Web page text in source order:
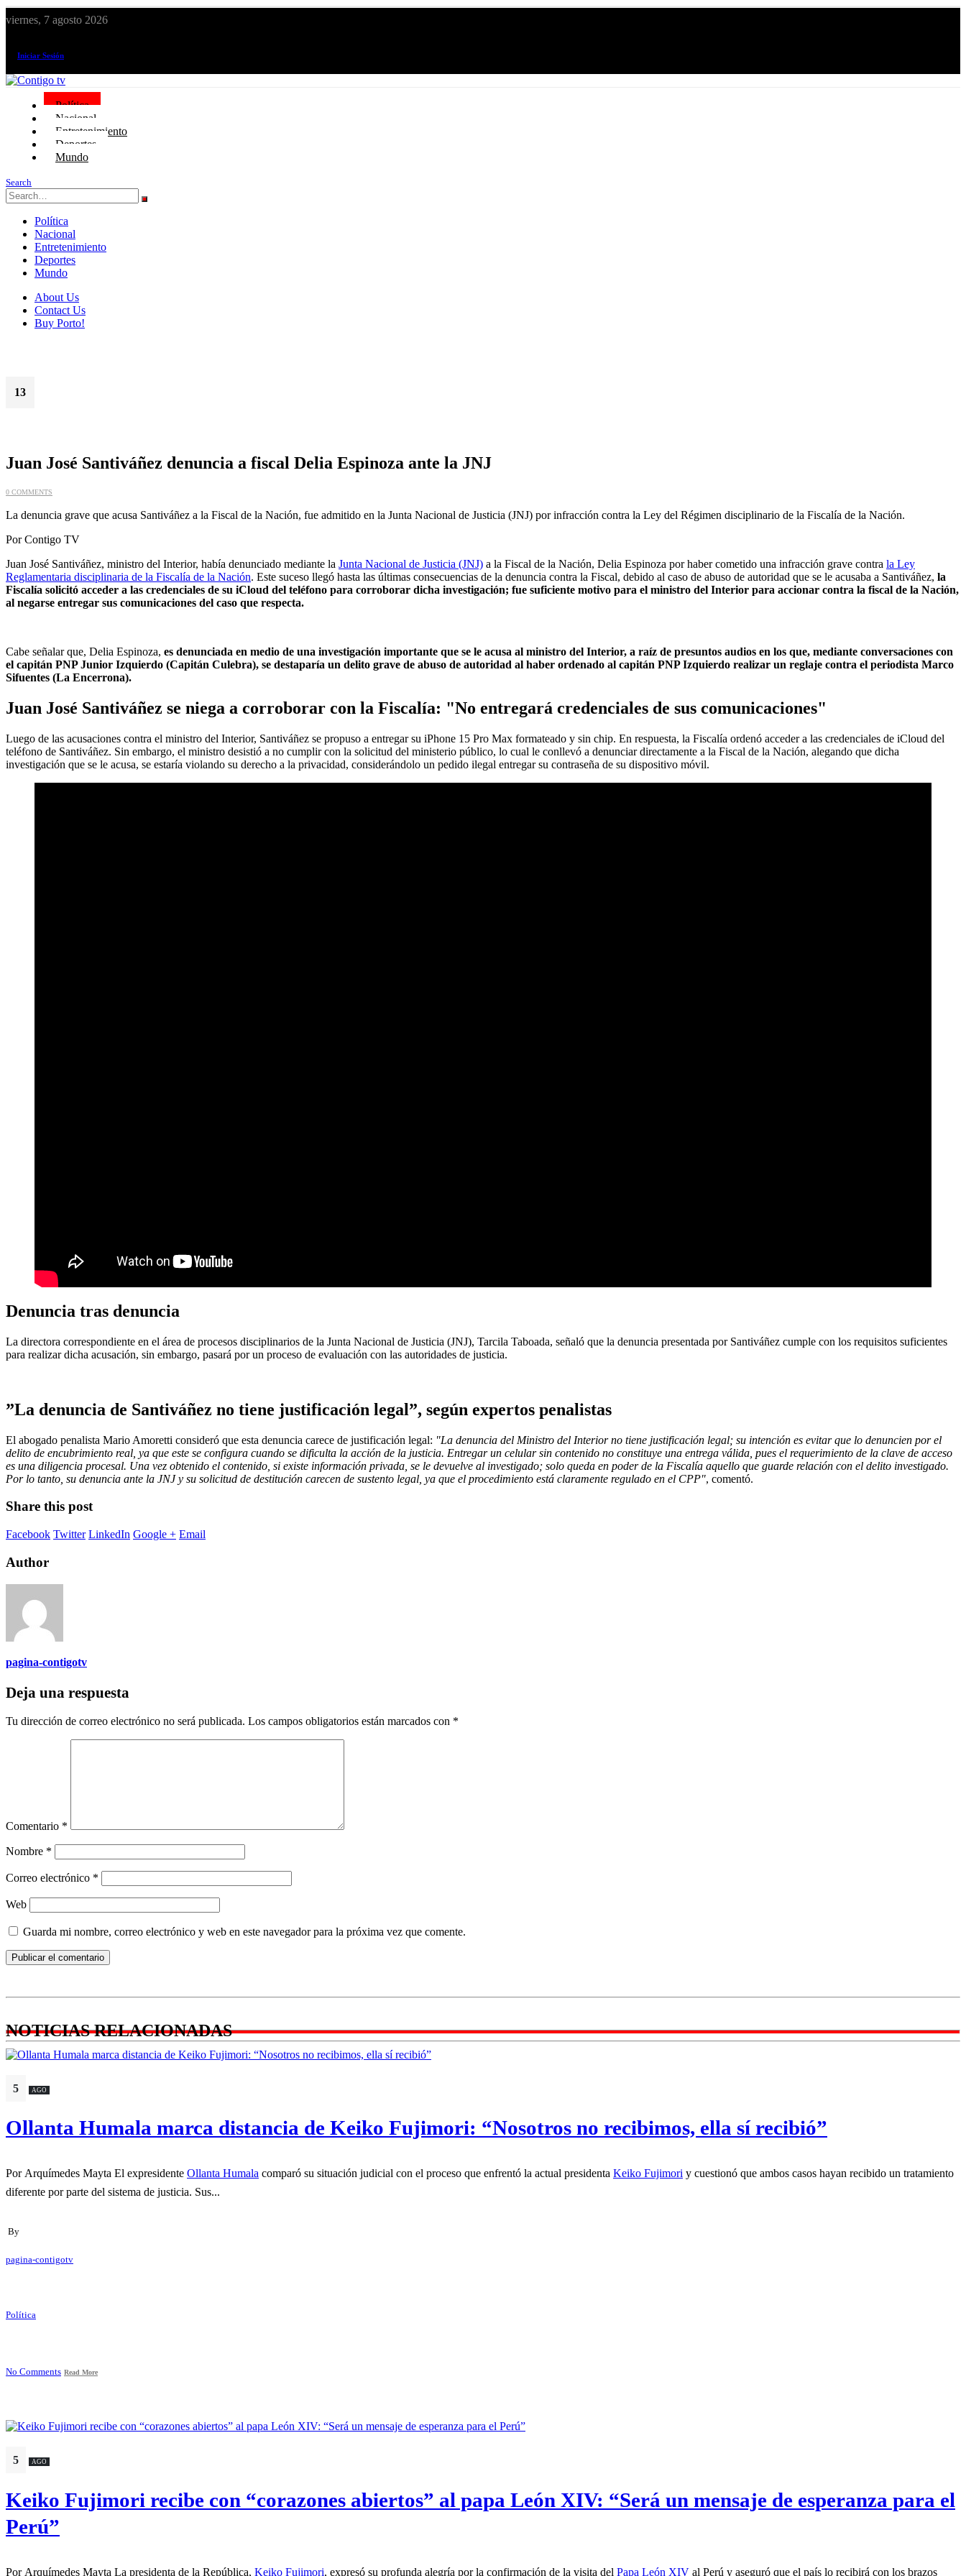
viernes, 7 agosto 2026
Iniciar Sesión
Política
Nacional
Entretenimiento
Deportes
Mundo
Search
Política
Nacional
Entretenimiento
Deportes
Mundo
About Us
Contact Us
Buy Porto!
13
Juan José Santiváñez denuncia a fiscal Delia Espinoza ante la JNJ
0 COMMENTS
La denuncia grave que acusa Santiváñez a la Fiscal de la Nación, fue admitido en la Junta Nacional de Justicia (JNJ) por infracción contra la Ley del Régimen disciplinario de la Fiscalía de la Nación.
Por Contigo TV
Juan José Santiváñez, ministro del Interior, había denunciado mediante la Junta Nacional de Justicia (JNJ) a la Fiscal de la Nación, Delia Espinoza por haber cometido una infracción grave contra la Ley
Reglamentaria disciplinaria de la Fiscalía de la Nación. Este suceso llegó hasta las últimas consecuencias de la denuncia contra la Fiscal, debido al caso de abuso de autoridad que se le acusaba a Santiváñez, la
Fiscalía solicitó acceder a las credenciales de su iCloud del teléfono para corroborar dicha investigación; fue suficiente motivo para el ministro del Interior para accionar contra la fiscal de la Nación,
al negarse entregar sus comunicaciones del caso que respecta.
Cabe señalar que, Delia Espinoza, es denunciada en medio de una investigación importante que se le acusa al ministro del Interior, a raíz de presuntos audios en los que, mediante conversaciones con
el capitán PNP Junior Izquierdo (Capitán Culebra), se destaparía un delito grave de abuso de autoridad al haber ordenado al capitán PNP Izquierdo realizar un reglaje contra el periodista Marco
Sifuentes (La Encerrona).
Juan José Santiváñez se niega a corroborar con la Fiscalía: "No entregará credenciales de sus comunicaciones"
Luego de las acusaciones contra el ministro del Interior, Santiváñez se propuso a entregar su iPhone 15 Pro Max formateado y sin chip. En respuesta, la Fiscalía ordenó acceder a las credenciales de iCloud del
teléfono de Santiváñez. Sin embargo, el ministro desistió a no cumplir con la solicitud del ministerio público, lo cual le conllevó a denunciar directamente a la Fiscal de la Nación, alegando que dicha
investigación que se le acusa, se estaría violando su derecho a la privacidad, considerándolo un pedido ilegal entregar su contraseña de su dispositivo móvil.
Denuncia tras denuncia
La directora correspondiente en el área de procesos disciplinarios de la Junta Nacional de Justicia (JNJ), Tarcila Taboada, señaló que la denuncia presentada por Santiváñez cumple con los requisitos suficientes
para realizar dicha acusación, sin embargo, pasará por un proceso de evaluación con las autoridades de justicia.
”La denuncia de Santiváñez no tiene justificación legal”, según expertos penalistas
El abogado penalista Mario Amoretti consideró que esta denuncia carece de justificación legal: "La denuncia del Ministro del Interior no tiene justificación legal; su intención es evitar que lo denuncien por el
delito de encubrimiento real, ya que este se configura cuando se dificulta la acción de la justicia. Entregar un celular sin contenido no constituye una entrega válida, pues el requerimiento de la clave de acceso
es una diligencia procesal. Una vez obtenido el contenido, si existe información privada, se le devuelve al investigado; solo queda en poder de la Fiscalía aquello que guarde relación con el delito investigado.
Por lo tanto, su denuncia ante la JNJ y su solicitud de destitución carecen de sustento legal, ya que el procedimiento está claramente regulado en el CPP", comentó.
Share this post
Facebook Twitter LinkedIn Google + Email
Author
pagina-contigotv
Deja una respuesta
Tu dirección de correo electrónico no será publicada. Los campos obligatorios están marcados con *
Comentario *
Nombre *
Correo electrónico *
Web
Guarda mi nombre, correo electrónico y web en este navegador para la próxima vez que comente.
NOTICIAS RELACIONADAS
5 AGO
Ollanta Humala marca distancia de Keiko Fujimori: “Nosotros no recibimos, ella sí recibió”
Por Arquímedes Mayta El expresidente Ollanta Humala comparó su situación judicial con el proceso que enfrentó la actual presidenta Keiko Fujimori y cuestionó que ambos casos hayan recibido un tratamiento
diferente por parte del sistema de justicia. Sus...
By
pagina-contigotv
Política
No Comments Read More
5 AGO
Keiko Fujimori recibe con “corazones abiertos” al papa León XIV: “Será un mensaje de esperanza para el
Perú”
Por Arquímedes Mayta La presidenta de la República, Keiko Fujimori, expresó su profunda alegría por la confirmación de la visita del Papa León XIV al Perú y aseguró que el país lo recibirá con los brazos